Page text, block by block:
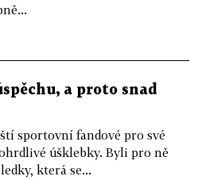
a proto snad
sportovní fandové pro své
úšklebky. Byli pro ně
která se...